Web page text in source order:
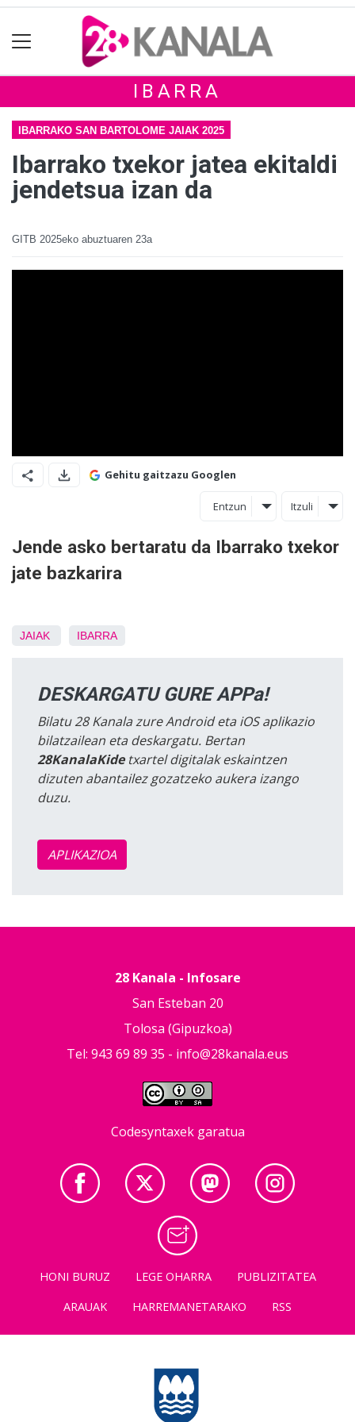
IBARRA
IBARRAKO SAN BARTOLOME JAIAK 2025
Ibarrako txekor jatea ekitaldi
jendetsua izan da
GITB 2025eko abuztuaren 23a
Gehitu gaitzazu Googlen
Entzun Itzuli
Jende asko bertaratu da Ibarrako txekor
jate bazkarira
JAIAK IBARRA
DESKARGATU GURE APPa!
Bilatu 28 Kanala zure Android eta iOS aplikazio
bilatzailean eta deskargatu. Bertan
28KanalaKidetxartel digitalak eskaintzen
dizuten abantailez gozatzeko aukera izango
duzu.
APLIKAZIOA
28 Kanala - Infosare
San Esteban 20
Tolosa (Gipuzkoa)
Tel: 943 69 89 35 - info@28kanala.eus
Codesyntaxek garatua
HONI BURUZ LEGE OHARRA
PUBLIZITATEA
ARAUAK
HARREMANETARAKO RSS